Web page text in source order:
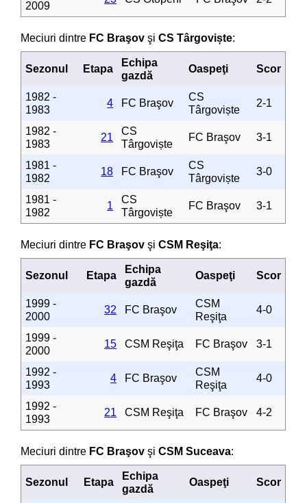
2009
Meciuri dintre FC Braşov şiCS Târgoviște:
Sezonul Etapa
Echipa
gazdă
Oaspeţi Scor
1982 -
1983
4 FC Braşov
CS
Târgoviște
2-1
1982 -
1983
21
CS
Târgoviște
FC Braşov 3-1
1981 -
1982
18 FC Braşov
CS
Târgoviște
3-0
1981 -
1982
1
CS
Târgoviște
FC Braşov 3-1
Meciuri dintre FC Braşov şiCSM Reşiţa:
Sezonul Etapa
Echipa
gazdă
Oaspeţi Scor
1999 -
2000
32 FC Braşov
CSM
Reşiţa
4-0
1999 -
2000
15 CSM Reşiţa FC Braşov 3-1
1992 -
1993
4 FC Braşov
CSM
Reşiţa
4-0
1992 -
1993
21 CSM Reşiţa FC Braşov 4-2
Meciuri dintre FC Braşov şiCSM Suceava:
Sezonul Etapa
Echipa
gazdă
Oaspeţi Scor